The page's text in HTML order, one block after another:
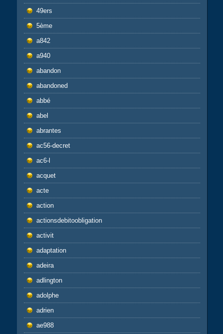
49ers
5ème
a842
a940
abandon
abandoned
abbé
abel
abrantes
ac56-decret
ac6-l
acquet
acte
action
actionsdebitoobligation
activit
adaptation
adeira
adlington
adolphe
adrien
ae988